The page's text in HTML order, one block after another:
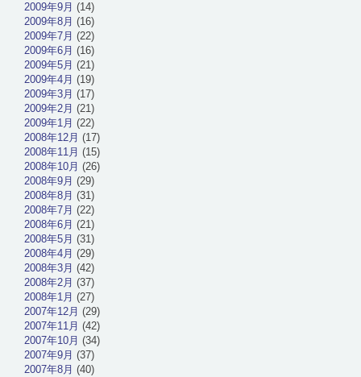
2009年9月 (14)
2009年8月 (16)
2009年7月 (22)
2009年6月 (16)
2009年5月 (21)
2009年4月 (19)
2009年3月 (17)
2009年2月 (21)
2009年1月 (22)
2008年12月 (17)
2008年11月 (15)
2008年10月 (26)
2008年9月 (29)
2008年8月 (31)
2008年7月 (22)
2008年6月 (21)
2008年5月 (31)
2008年4月 (29)
2008年3月 (42)
2008年2月 (37)
2008年1月 (27)
2007年12月 (29)
2007年11月 (42)
2007年10月 (34)
2007年9月 (37)
2007年8月 (40)